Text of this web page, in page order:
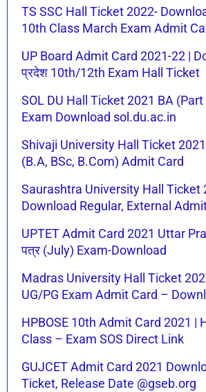
TS SSC Hall Ticket 2022-
10th Class March Exam Admit
UP Board Admit Card 2021-22 |
प्रदेश 10th/12th Exam Hall Ticket
SOL DU Hall Ticket 2021 BA
Exam Download sol.du.ac.in
Shivaji University Hall Ticket
(B.A, BSc, B.Com) Admit Card
Saurashtra University Hall Ticket
Download Regular, External
UPTET Admit Card 2021 Uttar
पत्र (July) Exam-Download
Madras University Hall Ticket
UG/PG Exam Admit Card –
HPBOSE 10th Admit Card 2021 |
Class – Exam SOS Direct Link
GUJCET Admit Card 2021
Ticket, Release Date @gseb.org